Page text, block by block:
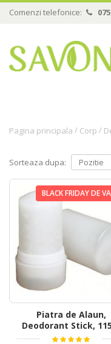
Comenzi telefonice:
Pagina principala / Corp /
Sorteaza dupa:
BLACK FRIDAY DE
Piatra de Alaun,
Deodorant Stick,